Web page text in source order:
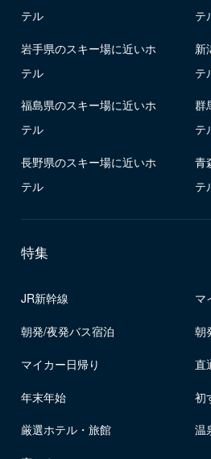
テル
テ
岩手県のスキー場に近いホ
テル
新
テ
福島県のスキー場に近いホ
テル
群
テ
長野県のスキー場に近いホ
テル
青
テ
特集
JR新幹線 マ
朝発/夜発バス宿泊 朝
マイカー日帰り 直
年末年始 初
厳選ホテル・旅館 温